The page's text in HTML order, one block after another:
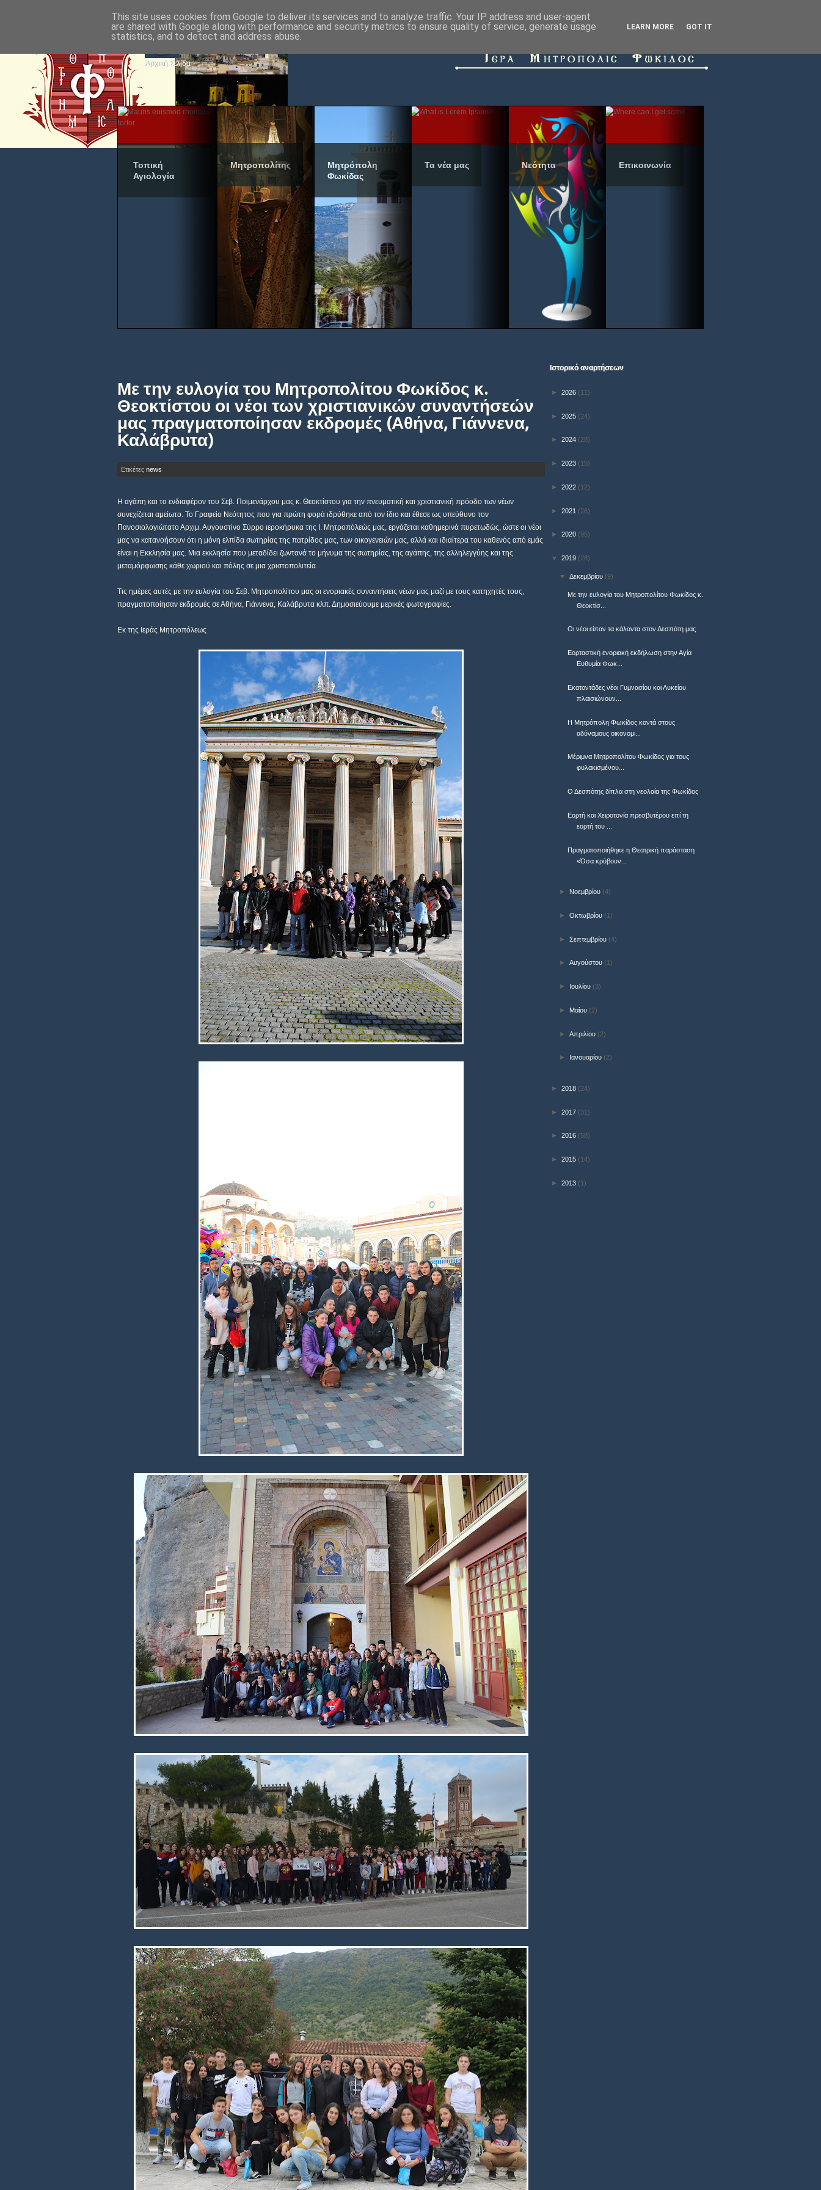
Αρχική Σελίδα
Τοπική
Αγιολογία
Μητροπολίτης
Μητρόπολη
Φωκίδας
Τα νέα μας Νεότητα Επικοινωνία
Με την ευλογία του Μητροπολίτου Φωκίδος κ.
Θεοκτίστου οι νέοι των χριστιανικών συναντήσεών
μας πραγματοποίησαν εκδρομές (Αθήνα, Γιάννενα,
Καλάβρυτα)
Ετικέτες news
Η αγάπη και το ενδιαφέρον του Σεβ. Ποιμενάρχου μας κ. Θεοκτίστου για την πνευματική και χριστιανική πρόοδο των νέων
συνεχίζεται αμείωτο. Το Γραφείο Νεότητος που για πρώτη φορά ιδρύθηκε από τον ίδιο και έθεσε ως υπεύθυνο τον
Πανοσιολογιώτατο Αρχιμ. Αυγουστίνο Σύρρο ιεροκήρυκα της Ι. Μητροπόλεώς μας, εργάζεται καθημερινά πυρετωδώς, ώστε οι νέοι
μας να κατανοήσουν ότι η μόνη ελπίδα σωτηρίας της πατρίδος μας, των οικογενειών μας, αλλά και ιδιαίτερα του καθενός από εμάς
είναι η Εκκλησία μας. Μια εκκλησία που μεταδίδει ζωντανά το μήνυμα της σωτηρίας, της αγάπης, της αλληλεγγύης και της
μεταμόρφωσης κάθε χωριού και πόλης σε μια χριστοπολιτεία.
Τις ημέρες αυτές με την ευλογία του Σεβ. Μητροπολίτου μας οι ενοριακές συναντήσεις νέων μας μαζί με τους κατηχητές τους,
πραγματοποίησαν εκδρομές σε Αθήνα, Γιάννενα, Καλάβρυτα κλπ. Δημοσιεύουμε μερικές φωτογραφίες.
Εκ της Ιεράς Μητροπόλεως
Ιστορικό αναρτήσεων
► 2026 (11)
► 2025 (24)
► 2024 (28)
► 2023 (15)
► 2022 (12)
► 2021 (26)
► 2020 (95)
▼ 2019 (28)
▼Δεκεμβρίου (9)
Με την ευλογία του Μητροπολίτου Φωκίδος κ.
Θεοκτίσ...
Οι νέοι είπαν τα κάλαντα στον Δεσπότη μας
Εορταστική ενοριακή εκδήλωση στην Αγία
Ευθυμία Φωκ...
Εκατοντάδες νέοι Γυμνασίου και Λυκείου
πλαισιώνουν...
Η Μητρόπολη Φωκίδος κοντά στους
αδύναμους οικονομι...
Μέριμνα Μητροπολίτου Φωκίδος για τους
φυλακισμένου...
Ο Δεσπότης δίπλα στη νεολαία της Φωκίδος
Εορτή και Χειροτονία πρεσβυτέρου επί τη
εορτή του ...
Πραγματοποιήθηκε η Θεατρική παράσταση
«Όσα κρύβουν...
► Νοεμβρίου (4)
►Οκτωβρίου (1)
►Σεπτεμβρίου (4)
►Αυγούστου (1)
► Ιουλίου (3)
► Μαΐου (2)
►Απριλίου (2)
► Ιανουαρίου (2)
► 2018 (24)
► 2017 (31)
► 2016 (58)
► 2015 (14)
► 2013 (1)
This site uses cookies from Google to deliver its services and to analyze traffic. Your IP address and user-agent
are shared with Google along with performance and security metrics to ensure quality of service, generate usage
statistics, and to detect and address abuse.
LEARN MORE GOT IT